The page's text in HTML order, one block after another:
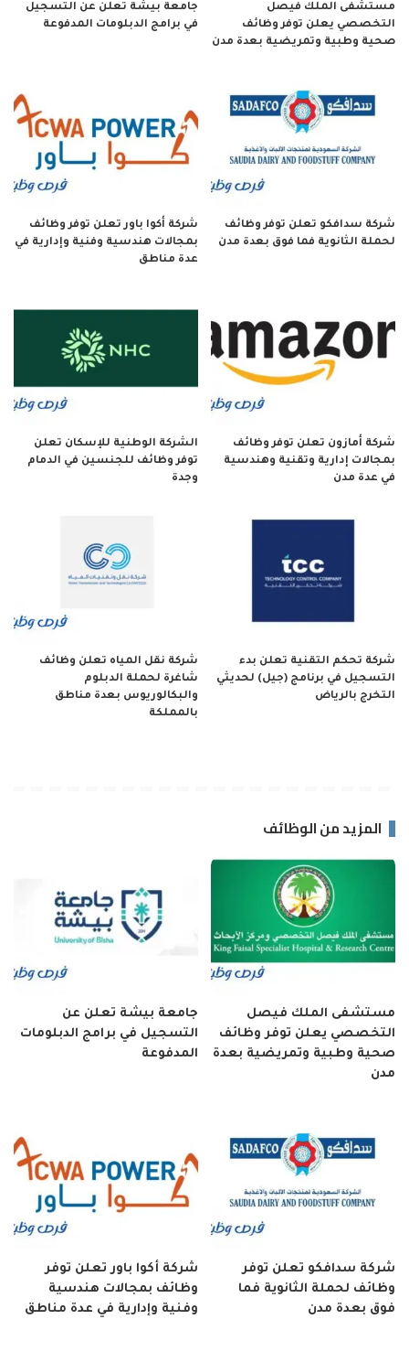
مستشفى الملك فيصل
التخصصي يعلن توفر وظائف
صحية وطبية وتمريضية بعدة مدن
جامعة بيشة تعلن عن التسجيل
في برامج الدبلومات المدفوعة
شركة سدافكو تعلن توفر وظائف
لحملة الثانوية فما فوق بعدة مدن
شركة أكوا باور تعلن توفر وظائف
بمجالات هندسية وفنية وإدارية في
عدة مناطق
شركة أمازون تعلن توفر وظائف
بمجالات إدارية وتقنية وهندسية
في عدة مدن
الشركة الوطنية للإسكان تعلن
توفر وظائف للجنسين في الدمام
وجدة
شركة تحكم التقنية تعلن بدء
التسجيل في برنامج (جيل) لحديثي
التخرج بالرياض
شركة نقل المياه تعلن وظائف
شاغرة لحملة الدبلوم
والبكالوريوس بعدة مناطق
بالمملكة
المزيد من الوظائف
مستشفى الملك فيصل
التخصصي يعلن توفر وظائف
صحية وطبية وتمريضية بعدة
مدن
جامعة بيشة تعلن عن
التسجيل في برامج الدبلومات
المدفوعة
شركة سدافكو تعلن توفر
وظائف لحملة الثانوية فما
فوق بعدة مدن
شركة أكوا باور تعلن توفر
وظائف بمجالات هندسية
وفنية وإدارية في عدة مناطق